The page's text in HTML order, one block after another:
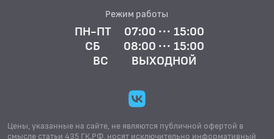
Режим работы
ПН-ПТ
07:00 ··· 15:00
СБ
08:00 ··· 15:00
ВС
ВЫХОДНОЙ
Цены, указанные на сайте, не являются публичной офертой в
смысле статьи 435 ГК.РФ, носят исключительно информативный